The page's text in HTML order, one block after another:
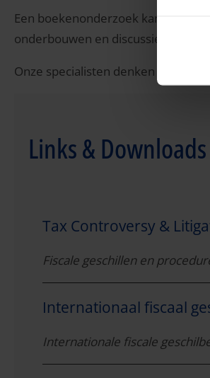
Een boekenonderzoek kan leiden
onderbouwen en discussies met
Onze specialisten denken graag
Links & Downloads
Tax Controversy &
Fiscale geschillen en
Internationaal fiscaal
Internationale fiscale